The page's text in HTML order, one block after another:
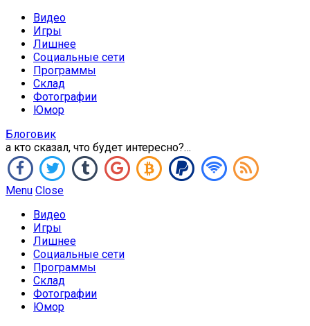
Видео
Игры
Лишнее
Социальные сети
Программы
Склад
Фотографии
Юмор
Блоговик
а кто сказал, что будет интересно?…
Menu Close
Видео
Игры
Лишнее
Социальные сети
Программы
Склад
Фотографии
Юмор